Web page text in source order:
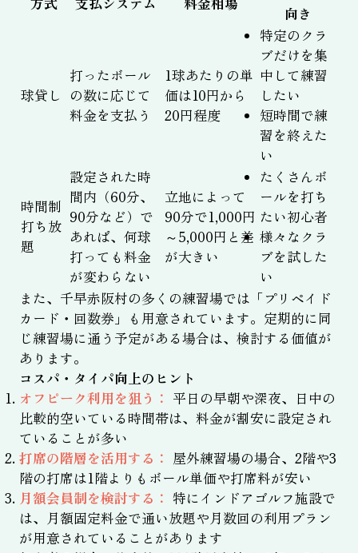
向き
球貸し
打ったボール
の数に応じて
料金を支払う
1球あたりの単
価は10円から
20円程度
特定のクラ
ブだけを集
中して練習
したい
短時間で練
習を終えた
い
時間制
打ち放
題
設定された時
間内（60分、
90分など）で
あれば、何球
打っても料金
が変わらない
立地によって
90分で1,000円
～5,000円と差
が大きい
たくさんボ
ールを打ち
たい初心者
様々なクラ
ブを試した
い
また、千早赤阪村の多くの練習場では「プリペイド
カード・回数券」も用意されています。定期的に同
じ練習場に通う予定がある場合は、検討する価値が
あります。
コスパ・タイパ向上のヒント
オフピーク利用を狙う： 平日の早朝や深夜、日中の
比較的空いている時間帯は、料金が割安に設定され
ていることが多い
打席の階層を活用する： 屋外練習場の場合、2階や3
階の打席は1階よりもボール単価や打席料が安い
月額会員制を検討する： 特にインドアゴルフ施設で
は、月額固定料金で通い放題や月数回の利用プラン
が用意されていることがあります